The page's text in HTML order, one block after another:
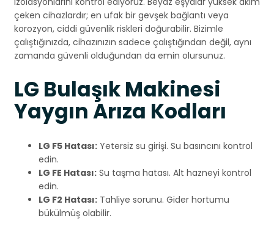
çeken cihazlardır; en ufak bir gevşek bağlantı veya
korozyon, ciddi güvenlik riskleri doğurabilir. Bizimle
çalıştığınızda, cihazınızın sadece çalıştığından değil, aynı
zamanda güvenli olduğundan da emin olursunuz.
LG Bulaşık Makinesi
Yaygın Arıza Kodları
LG F5 Hatası: Yetersiz su girişi. Su basıncını kontrol
edin.
LG FE Hatası: Su taşma hatası. Alt hazneyi kontrol
edin.
LG F2 Hatası: Tahliye sorunu. Gider hortumu
bükülmüş olabilir.